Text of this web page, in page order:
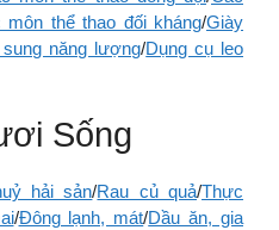
môn thể thao đối kháng/Giày
năng lượng/Dụng cụ leo
Sống
hải sản/Rau củ quả/Thực
/Đông lạnh, mát/Dầu ăn, gia